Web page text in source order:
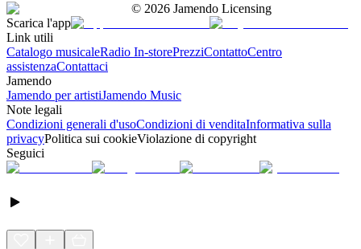
© 2026 Jamendo Licensing
Scarica l'app
Link utili
Catalogo musicaleRadio In-storePrezziContattoCentro
assistenzaContattaci
Jamendo
Jamendo per artistiJamendo Music
Note legali
Condizioni generali d'usoCondizioni di venditaInformativa sulla
privacyPolitica sui cookieViolazione di copyright
Seguici